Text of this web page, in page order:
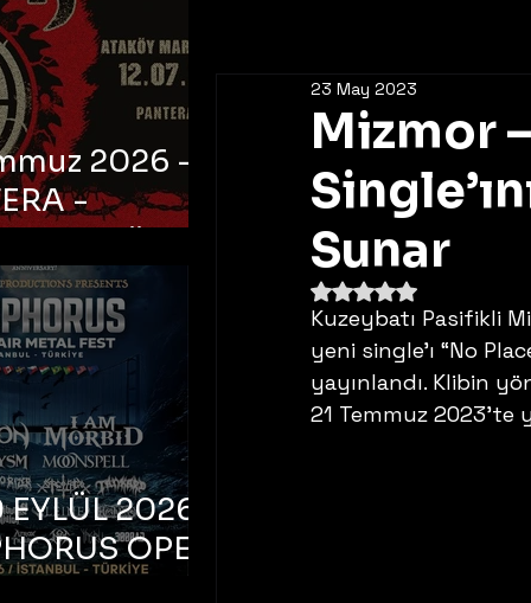
Mizmor
Sunar
23 May 2023
5 üzerinden NaN yıldız
Kuzeybatı Pasifikli
yeni single’ı “No
yayınlandı. Klibin
21 Temmuz 2023’te
2026 -
-
Ataköy
Arena
2026 –
OPEN
FEST